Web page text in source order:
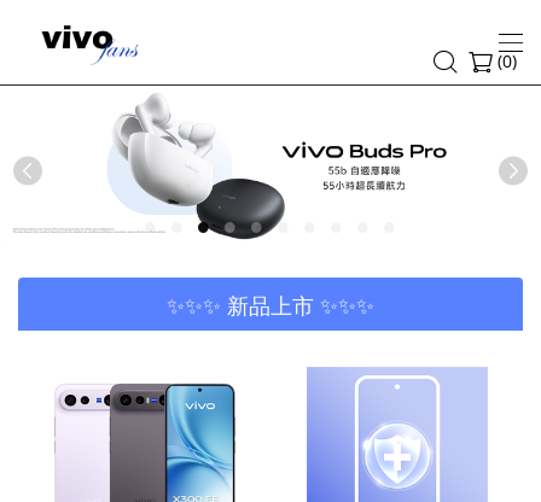
vivofans-
vivo
港
(0)
Previous
✨✨✨ 新品上市 ✨✨✨